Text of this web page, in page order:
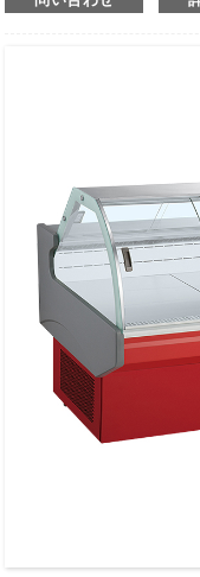
ライトボックスはオプシ
高性能かつ省エネルギー
標準の白色は素晴らしい
下部に車輪が付いている